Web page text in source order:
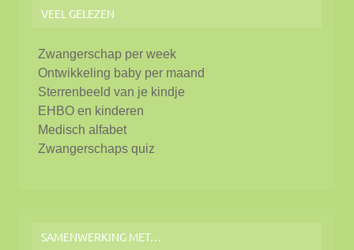
VEEL GELEZEN
Zwangerschap per week
Ontwikkeling baby per maand
Sterrenbeeld van je kindje
EHBO en kinderen
Medisch alfabet
Zwangerschaps quiz
SAMENWERKING MET…